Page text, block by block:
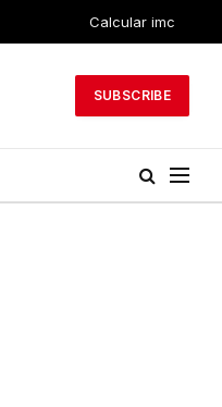
Calcular imc
SUBSCRIBE